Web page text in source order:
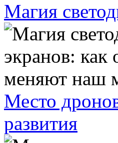
Магия
Место
развития